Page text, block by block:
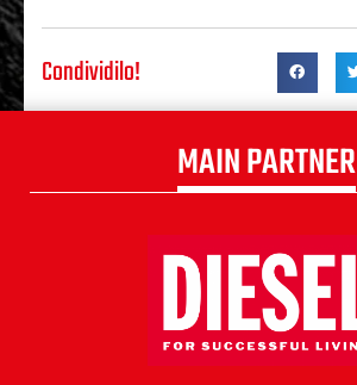
Condividilo!
MAIN PARTNER